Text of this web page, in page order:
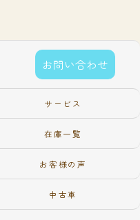
お問い合わせ
サービス
在庫一覧
お客様の声
中古車